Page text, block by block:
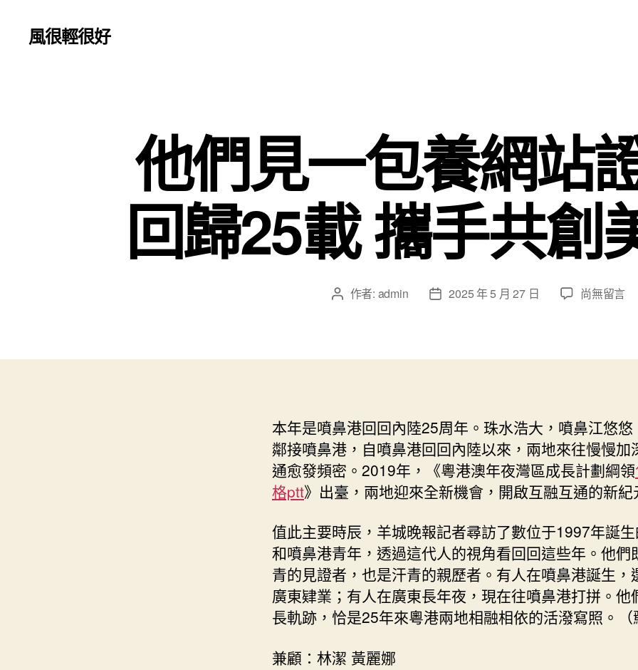
風很輕很好
他們見一包養網站
回歸25載 攜手共創
文 作者: admin
文
日
2025 年 5 月 27 日
在
一
站
證
噴
鼻
港
歸
25
載
攜
手
共
尚無留言
本年是噴鼻港回回內陸25周年。珠水浩大，噴鼻江悠悠
鄰接噴鼻港，自噴鼻港回回內陸以來，兩地來往慢慢加
通愈發頻密。2019年，《粵港澳年夜灣區成長計劃綱領
格ptt》出臺，兩地迎來全新機會，開啟互融互通的新紀
值此主要時辰，羊城晚報記者尋訪了數位于1997年誕
和噴鼻港青年，透過這代人的視角看回回這些年。他們
青的見證者，也是汗青的親歷者。有人在噴鼻港誕生，
廣東肄業；有人在廣東長年夜，現在往噴鼻港打拼。他
長軌跡，恰是25年來粵港兩地相融相依的活潑寫照。（
兼顧：林潔 黃麗娜